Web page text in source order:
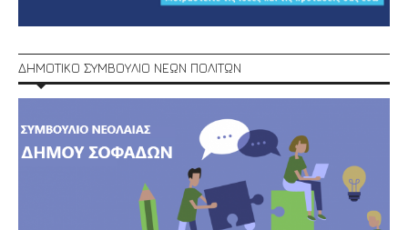
ΔΗΜΟΤΙΚΟ ΣΥΜΒΟΥΛΙΟ ΝΕΩΝ ΠΟΛΙΤΩΝ